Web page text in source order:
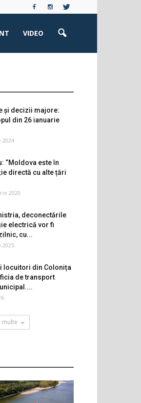
VIDEO
și decizii majore:
din 26 ianuarie
2024
“Moldova este în
directă cu alte țări
2020
deconectările
electrică vor fi
cu...
2025
locuitori din Colonița
de transport
multe